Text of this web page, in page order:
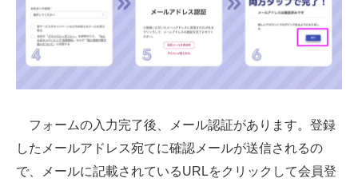
フォームの入力完了後、メール認証があります。登録
したメールアドレス宛てに確認メールが送信されるの
で、メールに記載されているURLをクリックして会員登